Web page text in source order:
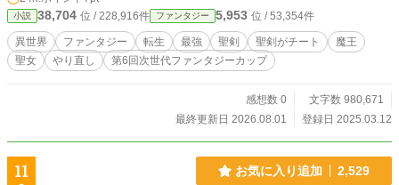
『下級聖剣』『貴級聖剣』『皇級聖剣』『神級聖剣』とあり、聖剣を扱うために
は『抜剣術』と呼ばれる特別な技術が必要だ。 抜剣術にはレベルが1〜10まで
存在し、レベルが高いほど聖剣から与えられる加護も高くなる。 ユランは、
下級聖剣であったが、人類で誰も成し得たことのないレベル10の抜剣に成功し
いたユランだったが、実際に戦った『鎧の魔王』の力は絶大だった。 シリウ
スが持つ最強の聖剣、『神級聖剣』の力を持ってしても、手も足も出ずに敗れて
ける。 その時ユランは、『今度生まれ変われるのなら、せめて強く生まれた
い』などと思いを巡らせた。 そして、気がつけば、ユランは１０歳、聖剣が
与えられる瞬間に回帰していた。 ユランは与えられたチャンスを活かし、過
小説 38,704 位 / 228,916件 ファンタジー 5,953 位 / 53,354件
異世界 ファンタジー 転生 最強 聖剣 聖剣がチート
魔王
聖女
やり直し 第6回次世代ファンタジーカップ
感想数 0
文字数 980,671
最終更新日 2026.08.01
登録日 2025.03.12
11 お気に入り追加 2,529